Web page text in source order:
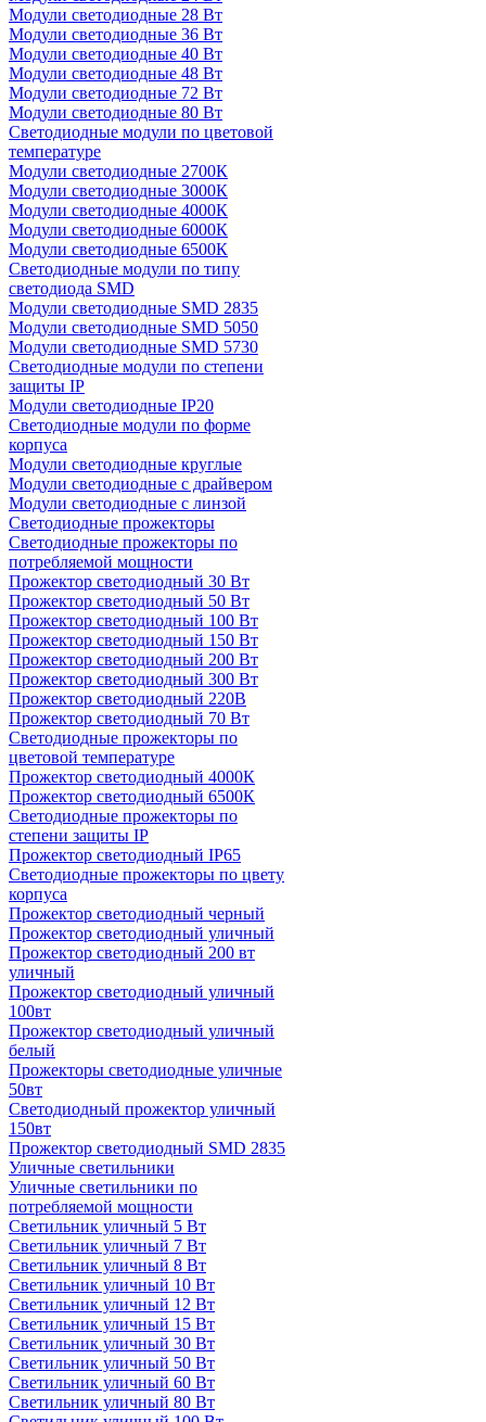
Модули светодиодные 28 Вт
Модули светодиодные 36 Вт
Модули светодиодные 40 Вт
Модули светодиодные 48 Вт
Модули светодиодные 72 Вт
Модули светодиодные 80 Вт
Светодиодные модули по цветовой
температуре
Модули светодиодные 2700К
Модули светодиодные 3000К
Модули светодиодные 4000К
Модули светодиодные 6000К
Модули светодиодные 6500К
Светодиодные модули по типу
светодиода SMD
Модули светодиодные SMD 2835
Модули светодиодные SMD 5050
Модули светодиодные SMD 5730
Светодиодные модули по степени
защиты IP
Модули светодиодные IP20
Светодиодные модули по форме
корпуса
Модули светодиодные круглые
Модули светодиодные с драйвером
Модули светодиодные с линзой
Светодиодные прожекторы
Светодиодные прожекторы по
потребляемой мощности
Прожектор светодиодный 30 Вт
Прожектор светодиодный 50 Вт
Прожектор светодиодный 100 Вт
Прожектор светодиодный 150 Вт
Прожектор светодиодный 200 Вт
Прожектор светодиодный 300 Вт
Прожектор светодиодный 220В
Прожектор светодиодный 70 Вт
Светодиодные прожекторы по
цветовой температуре
Прожектор светодиодный 4000К
Прожектор светодиодный 6500К
Светодиодные прожекторы по
степени защиты IP
Прожектор светодиодный IP65
Светодиодные прожекторы по цвету
корпуса
Прожектор светодиодный черный
Прожектор светодиодный уличный
Прожектор светодиодный 200 вт
уличный
Прожектор светодиодный уличный
100вт
Прожектор светодиодный уличный
белый
Прожекторы светодиодные уличные
50вт
Светодиодный прожектор уличный
150вт
Прожектор светодиодный SMD 2835
Уличные светильники
Уличные светильники по
потребляемой мощности
Светильник уличный 5 Вт
Светильник уличный 7 Вт
Светильник уличный 8 Вт
Светильник уличный 10 Вт
Светильник уличный 12 Вт
Светильник уличный 15 Вт
Светильник уличный 30 Вт
Светильник уличный 50 Вт
Светильник уличный 60 Вт
Светильник уличный 80 Вт